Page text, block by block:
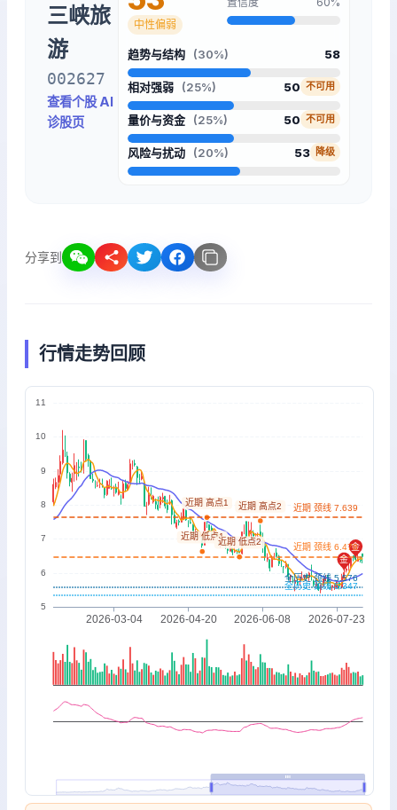
三峡旅
游
002627
查看个股 AI
诊股页
中性偏弱
趋势与结构 (30%) 58
相对强弱 (25%) 50 不可用
量价与资金 (25%) 50 不可用
风险与扰动 (20%) 53 降级
分享到
行情走势回顾